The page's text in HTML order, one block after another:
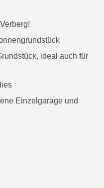
absolute Bestlage in Krefeld Verberg!
ideal auch für
Einzelgarage und